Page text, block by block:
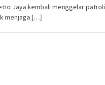
Jaya kembali menggelar patroli
menjaga […]